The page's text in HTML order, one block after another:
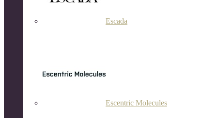
Escada
Escentric Molecules